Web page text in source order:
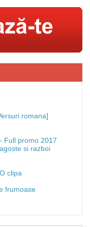
romana]
Full promo 2017
si razboi
clipa
frumoase